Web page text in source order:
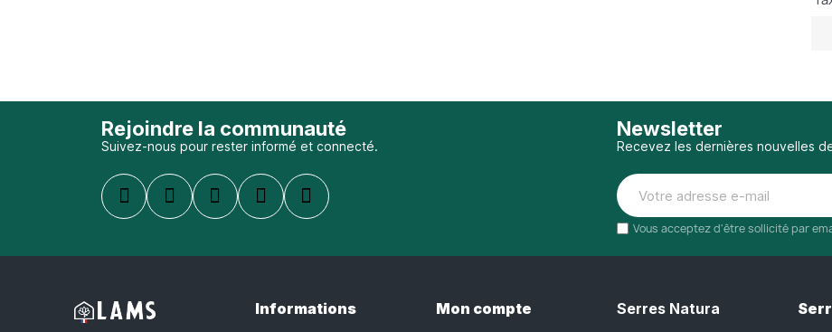
Rejoindre la communauté
Suivez-nous pour rester informé et connecté.
Newsletter
Recevez les dernières nouvelles
Vous acceptez d'être sollicité par
Informations
Mon compte
Serres Natura